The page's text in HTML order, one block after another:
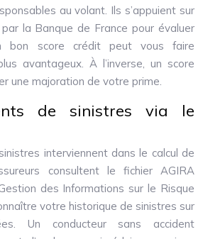
au volant. Ils s’appuient sur
la Banque de France pour évaluer
bon score crédit peut vous faire
avantageux. À l’inverse, un score
une majoration de votre prime.
de sinistres via le
interviennent dans le calcul de
consultent le fichier AGIRA
des Informations sur le Risque
votre historique de sinistres sur
Un conducteur sans accident